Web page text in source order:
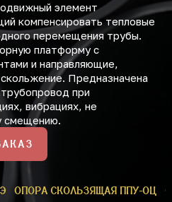
элемент
компенсировать тепловые
перемещения трубы.
платформу с
и направляющие,
Предназначена
при
вибрациях, не
смещению.
ОПОРА СКОЛЬЗЯЩАЯ ППУ-ОЦ